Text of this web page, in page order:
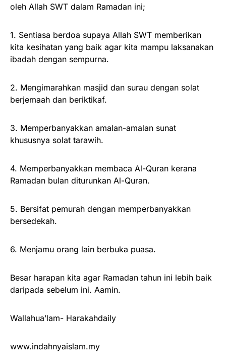
oleh Allah SWT dalam Ramadan ini;
1. Sentiasa berdoa supaya Allah SWT memberikan
kita kesihatan yang baik agar kita mampu laksanakan
ibadah dengan sempurna.
2. Mengimarahkan masjid dan surau dengan solat
berjemaah dan beriktikaf.
3. Memperbanyakkan amalan-amalan sunat
khususnya solat tarawih.
4. Memperbanyakkan membaca Al-Quran kerana
Ramadan bulan diturunkan Al-Quran.
5. Bersifat pemurah dengan memperbanyakkan
bersedekah.
6. Menjamu orang lain berbuka puasa.
Besar harapan kita agar Ramadan tahun ini lebih baik
daripada sebelum ini. Aamin.
Wallahua’lam- Harakahdaily
www.indahnyaislam.my